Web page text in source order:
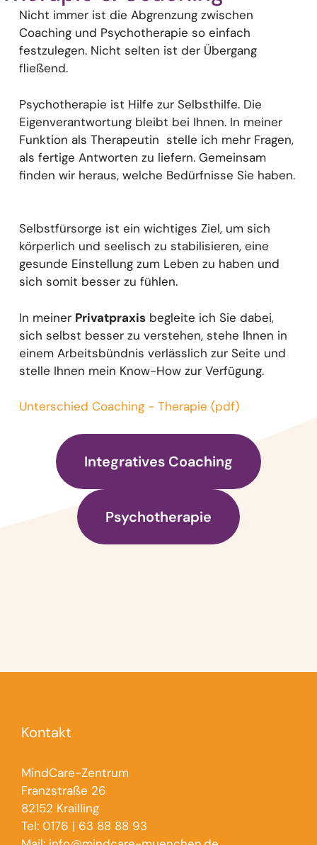
Nicht immer ist die Abgrenzung zwischen
Coaching und Psychotherapie so einfach
festzulegen. Nicht selten ist der Übergang
fließend.
Psychotherapie ist Hilfe zur Selbsthilfe. Die
Eigenverantwortung bleibt bei Ihnen. In meiner
Funktion als Therapeutin stelle ich mehr Fragen,
als fertige Antworten zu liefern. Gemeinsam
finden wir heraus, welche Bedürfnisse Sie haben.
Selbstfürsorge ist ein wichtiges Ziel, um sich
körperlich und seelisch zu stabilisieren, eine
gesunde Einstellung zum Leben zu haben und
sich somit besser zu fühlen.
In meiner Privatpraxisbegleite ich Sie dabei,
sich selbst besser zu verstehen, stehe Ihnen in
einem Arbeitsbündnis verlässlich zur Seite und
stelle Ihnen mein Know-How zur Verfügung.
Unterschied Coaching - Therapie (pdf)
Integratives Coaching
Psychotherapie
Kontakt
MindCare-Zentrum
Franzstraße 26
82152 Krailling
Tel: 0176 | 63 88 88 93